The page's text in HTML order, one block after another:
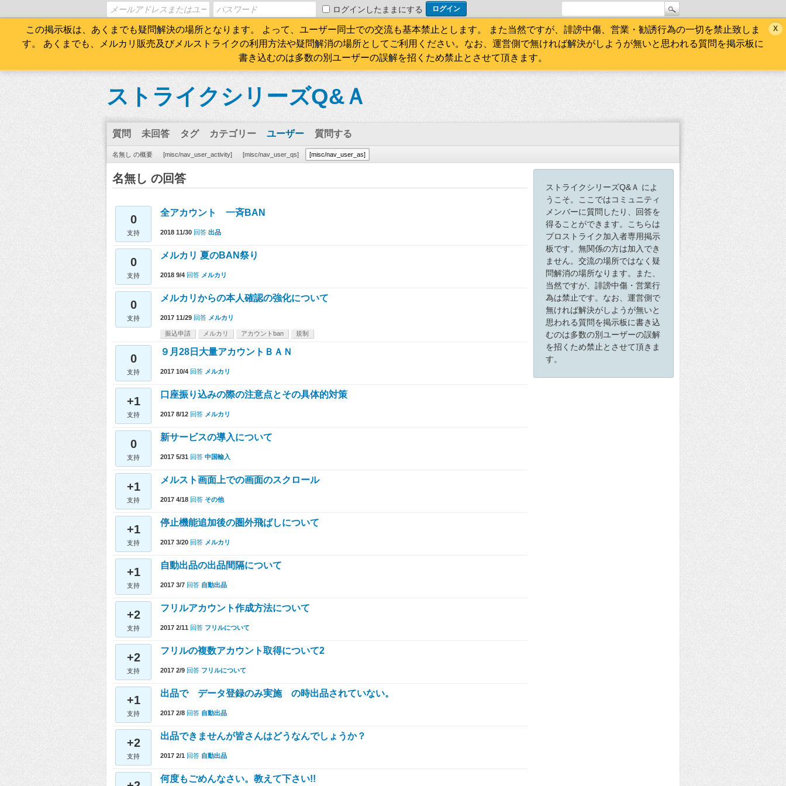
ログインしたままにする
この掲示板は、あくまでも疑問解決の場所となります。 よって、ユーザー同士での交流も基本禁止とします。 また当然ですが、誹謗中傷、営業・勧誘行為の一切を禁止致しま
す。 あくまでも、メルカリ販売及びメルストライクの利用方法や疑問解消の場所としてご利用ください。なお、運営側で無ければ解決がしようが無いと思われる質問を掲示板に
書き込むのは多数の別ユーザーの誤解を招くため禁止とさせて頂きます。
ストライクシリーズQ&Ａ
質問 未回答 タグ カテゴリー ユーザー 質問する
名無し の概要 [misc/nav_user_activity] [misc/nav_user_qs] [misc/nav_user_as]
ストライクシリーズQ&Ａ によ
うこそ。ここではコミュニティ
メンバーに質問したり、回答を
得ることができます。こちらは
プロストライク加入者専用掲示
板です。無関係の方は加入でき
ません。交流の場所ではなく疑
問解消の場所なります。また、
当然ですが、誹謗中傷・営業行
為は禁止です。なお、運営側で
無ければ解決がしようが無いと
思われる質問を掲示板に書き込
むのは多数の別ユーザーの誤解
を招くため禁止とさせて頂きま
す。
名無し の回答
0
支持
全アカウント 一斉BAN
2018 11/30 回答 出品
0
支持
メルカリ 夏のBAN祭り
2018 9/4 回答 メルカリ
0
支持
メルカリからの本人確認の強化について
2017 11/29 回答 メルカリ
振込申請 メルカリ アカウントban 規制
0
支持
９月28日大量アカウントＢＡＮ
2017 10/4 回答 メルカリ
+1
支持
口座振り込みの際の注意点とその具体的対策
2017 8/12 回答 メルカリ
0
支持
新サービスの導入について
2017 5/31 回答 中国輸入
+1
支持
メルスト画面上での画面のスクロール
2017 4/18 回答 その他
+1
支持
停止機能追加後の圏外飛ばしについて
2017 3/20 回答 メルカリ
+1
支持
自動出品の出品間隔について
2017 3/7 回答 自動出品
+2
支持
フリルアカウント作成方法について
2017 2/11 回答 フリルについて
+2
支持
フリルの複数アカウント取得について2
2017 2/9 回答 フリルについて
+1
支持
出品で データ登録のみ実施 の時出品されていない。
2017 2/8 回答 自動出品
+2
支持
出品できませんが皆さんはどうなんでしょうか？
2017 2/1 回答 自動出品
何度もごめんなさい。教えて下さい!!